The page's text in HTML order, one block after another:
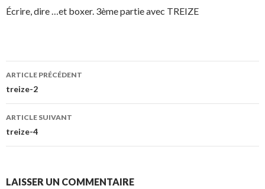
Écrire, dire …et boxer. 3ème partie avec TREIZE
Navigation
des
articles
ARTICLE PRÉCÉDENT
treize-2
ARTICLE SUIVANT
treize-4
LAISSER UN COMMENTAIRE